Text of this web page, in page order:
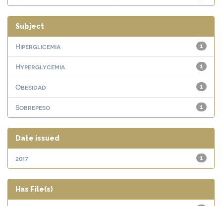
Subject
1
Hiperglicemia
1
Hyperglycemia
1
Obesidad
1
Sobrepeso
Date issued
1
2017
Has File(s)